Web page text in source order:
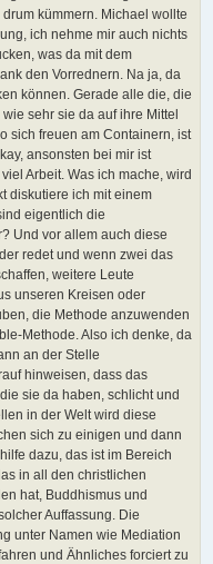
kümmern. Michael wollte
ich nehme mir auch nichts
was da mit dem
den Vorrednern. Na ja, da
können. Gerade alle die, die
sehr sie da auf ihre Mittel
sich freuen am Containern, ist
ansonsten bei mir ist
Arbeit. Was ich mache, wird
diskutiere ich mit einem
eigentlich die
Und vor allem auch diese
redet und wenn zwei das
weitere Leute
unseren Kreisen oder
die Methode anzuwenden
Methode. Also ich denke, da
an der Stelle
hinweisen, dass das
sie da haben, schlicht und
in der Welt wird diese
sich zu einigen und dann
dazu, das ist im Bereich
in all den christlichen
hat, Buddhismus und
Auffassung. Die
unter Namen wie Mediation
und Ähnliches forciert zu